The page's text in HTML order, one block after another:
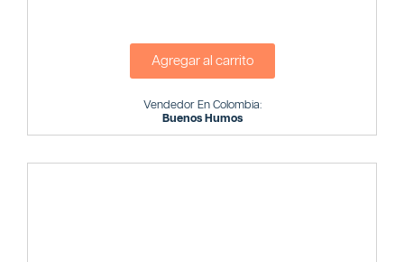
Agregar al carrito
Vendedor En Colombia:
Buenos Humos